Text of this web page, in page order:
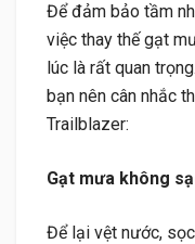
Để đảm bảo tầm
việc thay thế gạt
lúc là rất quan
bạn nên cân nhắc
Trailblazer:
Gạt mưa không
Để lại vệt nước,